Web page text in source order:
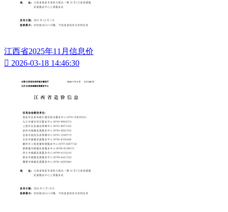
江西省2025年11月信息价
 2026-03-18 14:46:30